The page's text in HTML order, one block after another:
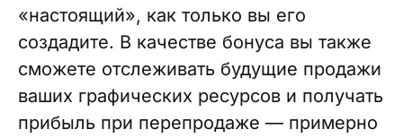
«настоящий», как только вы его
создадите. В качестве бонуса вы также
сможете отслеживать будущие продажи
ваших графических ресурсов и получать
прибыль при перепродаже — примерно